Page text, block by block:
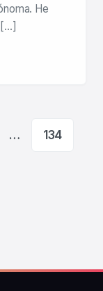
He
[…]
de
… 134